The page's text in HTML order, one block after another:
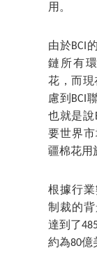
用。
由於BCI
鏈所有
花，而現
慮到BCI
也就是說
要世界
疆棉花用
根據行
制裁的
達到了
約為80億